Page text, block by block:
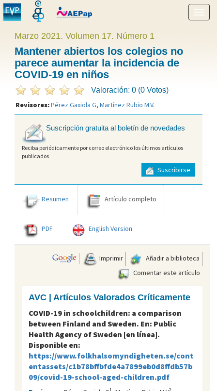
menú
Marzo 2021. Volumen 17. Número 1
Mantener abiertos los colegios no
parece aumentar la incidencia de
COVID-19 en niños
Valoración: 0 (0 Votos)
Revisores:Pérez Gaxiola G, Martínez Rubio M.V.
Suscripción gratuita al boletín de novedades
Reciba periódicamente por correo electrónico los últimos artículos
publicados
Suscribirse
Resumen Artículo completo
PDF English Version
Imprimir
Añadir a biblioteca
Comentar este artículo
AVC | Artículos Valorados Críticamente
COVID-19 in schoolchildren: a comparison
between Finland and Sweden. En: Public
Health Agency of Sweden [en línea].
Disponible en:
https://www.folkhalsomyndigheten.se/cont
entassets/c1b78bffbfde4a7899eb0d8ffdb57b
09/covid-19-school-aged-children.pdf